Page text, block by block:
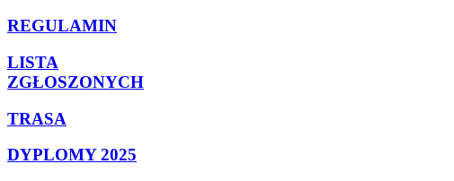
REGULAMIN
LISTA
ZGŁOSZONYCH
TRASA
DYPLOMY 2025